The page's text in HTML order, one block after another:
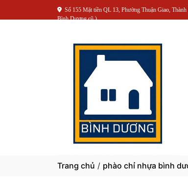
Số 155 Mặt tiền QL 13, Phường Thuận Giao,
Bình Dương cũ )
Trang chủ / phào chỉ nhựa bình